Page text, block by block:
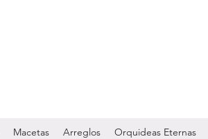
Macetas Arreglos Orquideas Eternas